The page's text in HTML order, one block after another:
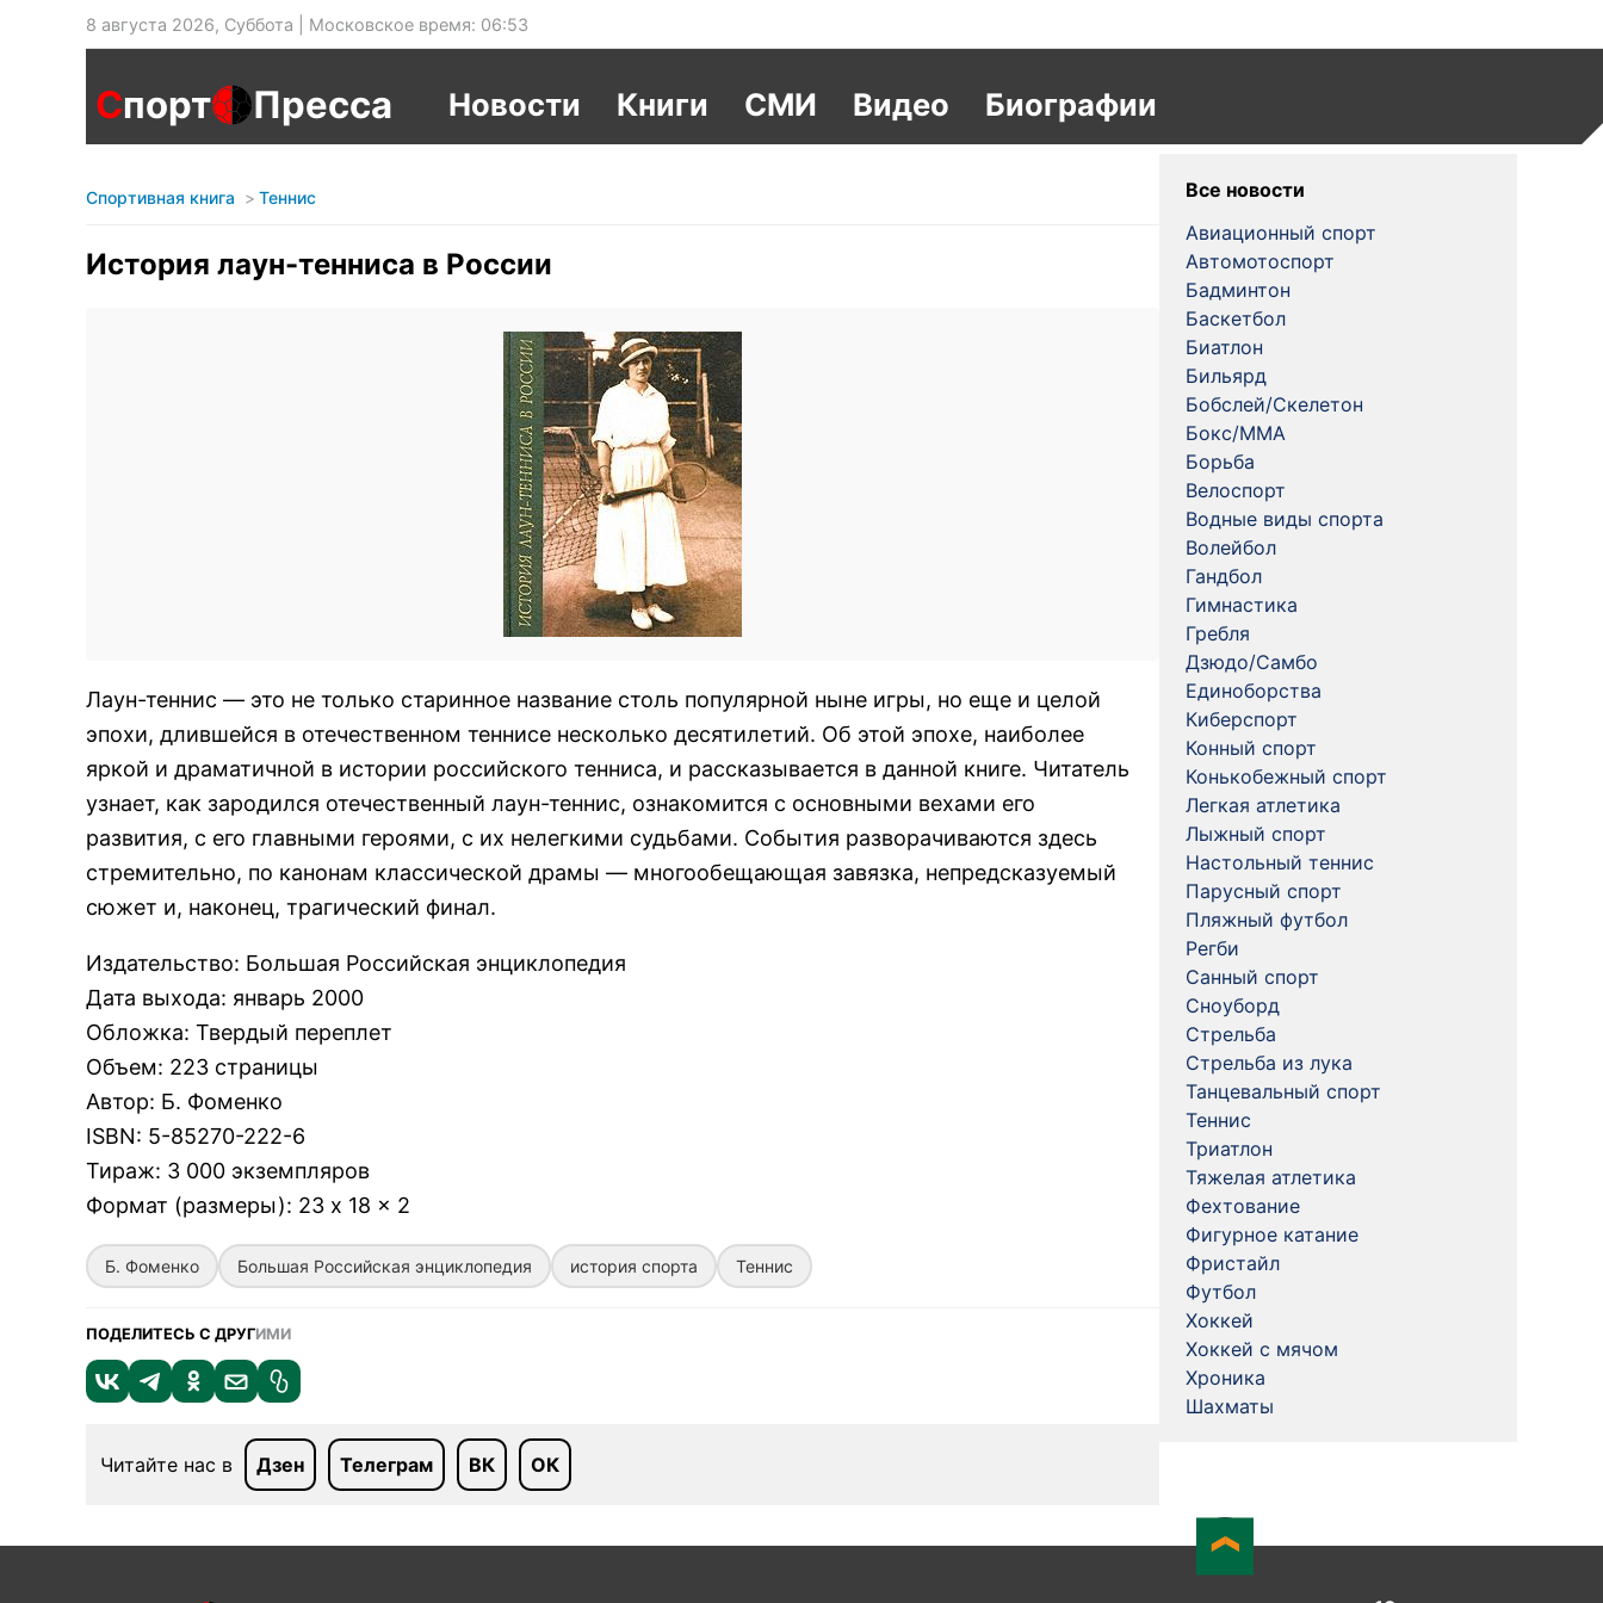
8 августа 2026, Суббота | Московское время: 06:53
Спорт Пресса Новости Книги СМИ Видео Биографии
Спортивная книга Теннис
История лаун-тенниса в России
Лаун-теннис — это не только старинное название столь популярной ныне игры, но еще и целой
эпохи, длившейся в отечественном теннисе несколько десятилетий. Об этой эпохе, наиболее
яркой и драматичной в истории российского тенниса, и рассказывается в данной книге. Читатель
узнает, как зародился отечественный лаун-теннис, ознакомится с основными вехами его
развития, с его главными героями, с их нелегкими судьбами. События разворачиваются здесь
стремительно, по канонам классической драмы — многообещающая завязка, непредсказуемый
сюжет и, наконец, трагический финал.
Издательство: Большая Российская энциклопедия
Дата выхода: январь 2000
Обложка: Твердый переплет
Объем: 223 страницы
Автор: Б. Фоменко
ISBN: 5-85270-222-6
Тираж: 3 000 экземпляров
Формат (размеры): 23 x 18 x 2
Б. Фоменко Большая Российская энциклопедия история спорта Теннис
ПОДЕЛИТЕСЬ С ДРУГИМИ
Читайте нас в Дзен Телеграм ВК ОК
Все новости
Авиационный спорт
Автомотоспорт
Бадминтон
Баскетбол
Биатлон
Бильярд
Бобслей/Скелетон
Бокс/MMA
Борьба
Велоспорт
Водные виды спорта
Волейбол
Гандбол
Гимнастика
Гребля
Дзюдо/Самбо
Единоборства
Киберспорт
Конный спорт
Конькобежный спорт
Легкая атлетика
Лыжный спорт
Настольный теннис
Парусный спорт
Пляжный футбол
Регби
Санный спорт
Сноуборд
Стрельба
Стрельба из лука
Танцевальный спорт
Теннис
Триатлон
Тяжелая атлетика
Фехтование
Фигурное катание
Фристайл
Футбол
Хоккей
Хоккей с мячом
Хроника
Шахматы